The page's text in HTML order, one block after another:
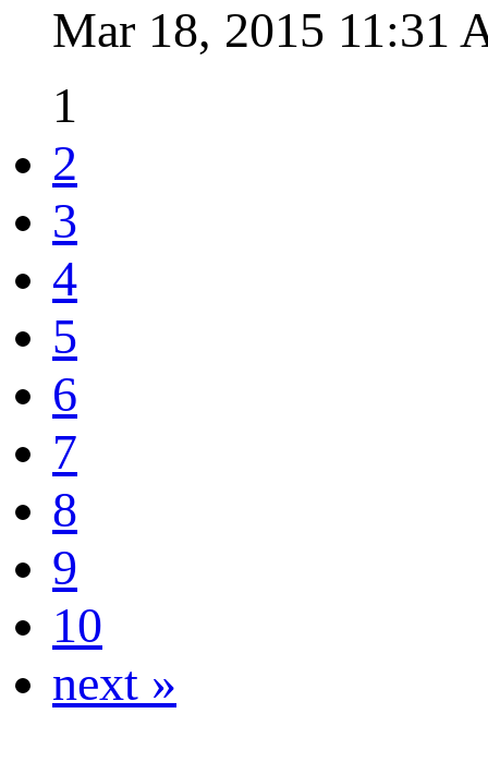
Mar 18, 2015 11:31
1
2
3
4
5
6
7
8
9
10
next »